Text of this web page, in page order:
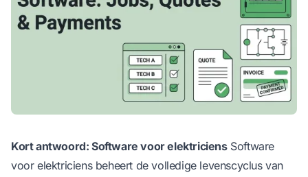
Kort antwoord: Software voor elektriciensSoftware
voor elektriciens beheert de volledige levenscyclus van